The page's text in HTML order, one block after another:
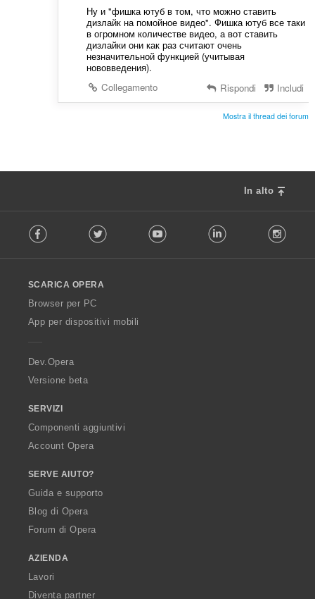
Ну и "фишка ютуб в том, что можно ставить
дизлайк на помойное видео". Фишка ютуб все таки
в огромном количестве видео, а вот ставить
дизлайки они как раз считают очень
незначительной функцией (учитывая
нововведения).
Collegamento
Rispondi Includi
Mostra il thread dei forum
In alto
o
w
O
p
a
Facebook Twitter Youtube LinkedIn
SCARICA OPERA
Browser per PC
App per dispositivi mobili
Dev.Opera
Versione beta
SERVIZI
Componenti aggiuntivi
Account Opera
SERVE AIUTO?
Guida e supporto
Blog di Opera
Forum di Opera
AZIENDA
Lavori
Diventa partner